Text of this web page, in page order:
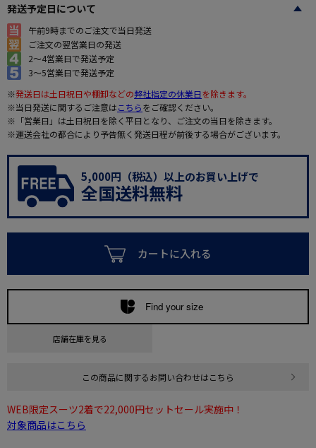
発送予定日について
午前9時までのご注文で当日発送
ご注文の翌営業日の発送
2～4営業日で発送予定
3～5営業日で発送予定
※発送日は土日祝日や棚卸などの弊社指定の休業日を除きます。
※当日発送に関するご注意はこちらをご確認ください。
※「営業日」は土日祝日を除く平日となり、ご注文の当日を除きます。
※運送会社の都合により予告無く発送日程が前後する場合がございます。
5,000円（税込）以上のお買い上げで
全国送料無料
カートに入れる
Find your size
店舗在庫を見る
この商品に関するお問い合わせはこちら
WEB限定スーツ2着で22,000円セットセール実施中！
対象商品はこちら